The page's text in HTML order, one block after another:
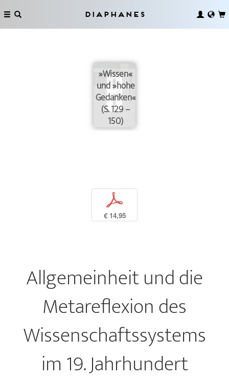
Diaphanes
»Wissen«
und »hohe
Gedanken«
(S. 129 –
150)
p
€ 14,95
Allgemeinheit und die
Metareflexion des
Wissenschaftssystems
im 19. Jahrhundert